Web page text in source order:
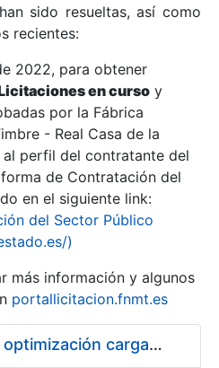
sido resueltas, así como
recientes:
2022, para obtener
en curso y
por la Fábrica
- Real Casa de la
perfil del contratante del
de Contratación del
en el siguiente link:
del Sector Público
)
más información y algunos
portallicitacion.fnmt.es
Pliego condiciones optimización cargas compras firmado